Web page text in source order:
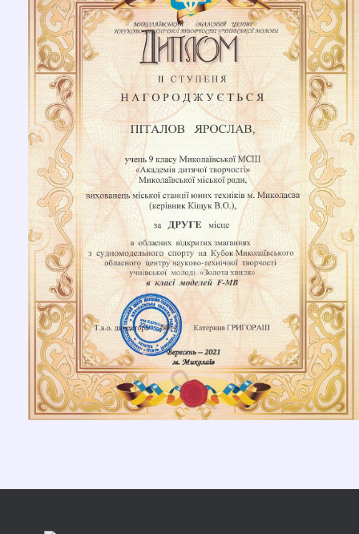
Безпека життєдіяльності
Сторінка психолога
Захист прав дітей
Профорієнтація
КОНТАКТИ
ПРАВИЛА ПРИЙОМУ ДО ЗАКЛАДУ